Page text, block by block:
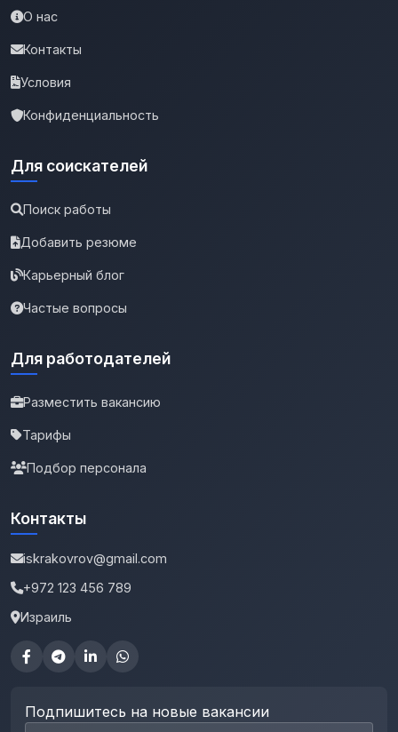
О нас
Контакты
Условия
Конфиденциальность
Для соискателей
Поиск работы
Добавить резюме
Карьерный блог
Частые вопросы
Для работодателей
Разместить вакансию
Тарифы
Подбор персонала
Контакты
iskrakovrov@gmail.com
+972 123 456 789
Израиль
Подпишитесь на новые вакансии